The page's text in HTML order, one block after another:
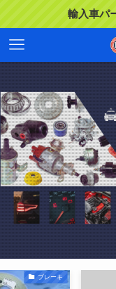
輸入車パ
ブレーキ